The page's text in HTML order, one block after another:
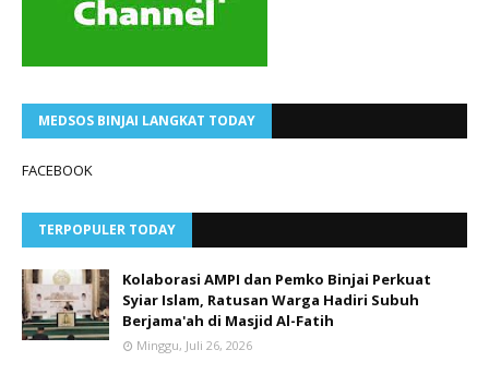
MEDSOS BINJAI LANGKAT TODAY
FACEBOOK
TERPOPULER TODAY
Kolaborasi AMPI dan Pemko Binjai Perkuat
Syiar Islam, Ratusan Warga Hadiri Subuh
Berjama'ah di Masjid Al-Fatih
Minggu, Juli 26, 2026